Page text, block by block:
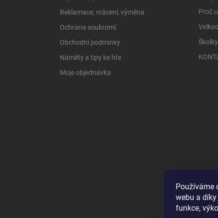
Používáme
webu a
funkce,
Reklamace, vrácení, výměna
Ochrana soukromí
Obchodní podmínky
Náměty a tipy ke hře
Moje objednávka
Proč